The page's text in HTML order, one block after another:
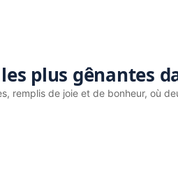
plus gênantes
remplis de joie et de bonheur, où